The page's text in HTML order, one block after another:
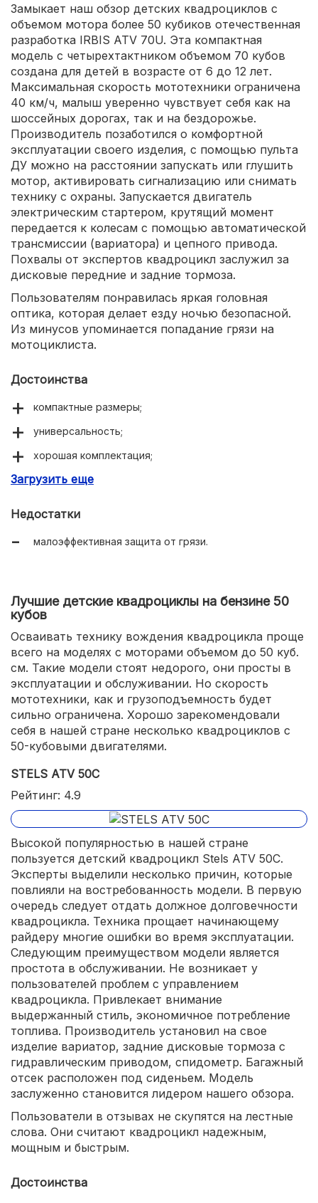
Замыкает наш обзор детских квадроциклов с
объемом мотора более 50 кубиков отечественная
разработка IRBIS ATV 70U. Эта компактная
модель с четырехтактником объемом 70 кубов
создана для детей в возрасте от 6 до 12 лет.
Максимальная скорость мототехники ограничена
40 км/ч, малыш уверенно чувствует себя как на
шоссейных дорогах, так и на бездорожье.
Производитель позаботился о комфортной
эксплуатации своего изделия, с помощью пульта
ДУ можно на расстоянии запускать или глушить
мотор, активировать сигнализацию или снимать
технику с охраны. Запускается двигатель
электрическим стартером, крутящий момент
передается к колесам с помощью автоматической
трансмиссии (вариатора) и цепного привода.
Похвалы от экспертов квадроцикл заслужил за
дисковые передние и задние тормоза.
Пользователям понравилась яркая головная
оптика, которая делает езду ночью безопасной.
Из минусов упоминается попадание грязи на
мотоциклиста.
Достоинства
компактные размеры;
универсальность;
хорошая комплектация;
дисковые тормоза.
Загрузить еще
Недостатки
малоэффективная защита от грязи.
Лучшие детские квадроциклы на бензине 50
кубов
Осваивать технику вождения квадроцикла проще
всего на моделях с моторами объемом до 50 куб.
см. Такие модели стоят недорого, они просты в
эксплуатации и обслуживании. Но скорость
мототехники, как и грузоподъемность будет
сильно ограничена. Хорошо зарекомендовали
себя в нашей стране несколько квадроциклов с
50-кубовыми двигателями.
STELS ATV 50C
Рейтинг: 4.9
Высокой популярностью в нашей стране
пользуется детский квадроцикл Stels ATV 50C.
Эксперты выделили несколько причин, которые
повлияли на востребованность модели. В первую
очередь следует отдать должное долговечности
квадроцикла. Техника прощает начинающему
райдеру многие ошибки во время эксплуатации.
Следующим преимуществом модели является
простота в обслуживании. Не возникает у
пользователей проблем с управлением
квадроцикла. Привлекает внимание
выдержанный стиль, экономичное потребление
топлива. Производитель установил на свое
изделие вариатор, задние дисковые тормоза с
гидравлическим приводом, спидометр. Багажный
отсек расположен под сиденьем. Модель
заслуженно становится лидером нашего обзора.
Пользователи в отзывах не скупятся на лестные
слова. Они считают квадроцикл надежным,
мощным и быстрым.
Достоинства